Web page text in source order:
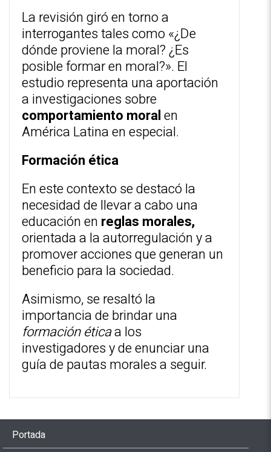
La revisión giró en torno a
interrogantes tales como «¿De
dónde proviene la moral? ¿Es
posible formar en moral?». El
estudio representa una aportación
a investigaciones sobre
comportamiento moralen
América Latina en especial.
Formación ética
En este contexto se destacó la
necesidad de llevar a cabo una
educación en reglas morales,
orientada a la autorregulación y a
promover acciones que generan un
beneficio para la sociedad.
Asimismo, se resaltó la
importancia de brindar una
formación éticaa los
investigadores y de enunciar una
guía de pautas morales a seguir.
Portada